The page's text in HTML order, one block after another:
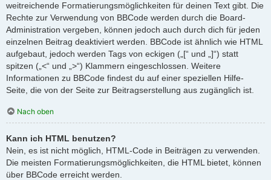
weitreichende Formatierungsmöglichkeiten für deinen Text gibt. Die
Rechte zur Verwendung von BBCode werden durch die Board-
Administration vergeben, können jedoch auch durch dich für jeden
einzelnen Beitrag deaktiviert werden. BBCode ist ähnlich wie HTML
aufgebaut, jedoch werden Tags von eckigen („[“ und „]“) statt
spitzen („<“ und „>“) Klammern eingeschlossen. Weitere
Informationen zu BBCode findest du auf einer speziellen Hilfe-
Seite, die von der Seite zur Beitragserstellung aus zugänglich ist.
Nach oben
Kann ich HTML benutzen?
Nein, es ist nicht möglich, HTML-Code in Beiträgen zu verwenden.
Die meisten Formatierungsmöglichkeiten, die HTML bietet, können
über BBCode erreicht werden.